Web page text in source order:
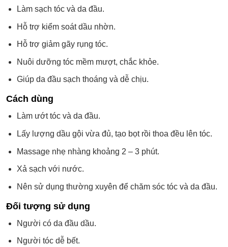
Làm sạch tóc và da đầu.
Hỗ trợ kiểm soát dầu nhờn.
Hỗ trợ giảm gãy rụng tóc.
Nuôi dưỡng tóc mềm mượt, chắc khỏe.
Giúp da đầu sạch thoáng và dễ chịu.
Cách dùng
Làm ướt tóc và da đầu.
Lấy lượng dầu gội vừa đủ, tạo bọt rồi thoa đều lên tóc.
Massage nhẹ nhàng khoảng 2 – 3 phút.
Xả sạch với nước.
Nên sử dụng thường xuyên để chăm sóc tóc và da đầu.
Đối tượng sử dụng
Người có da đầu dầu.
Người tóc dễ bết.